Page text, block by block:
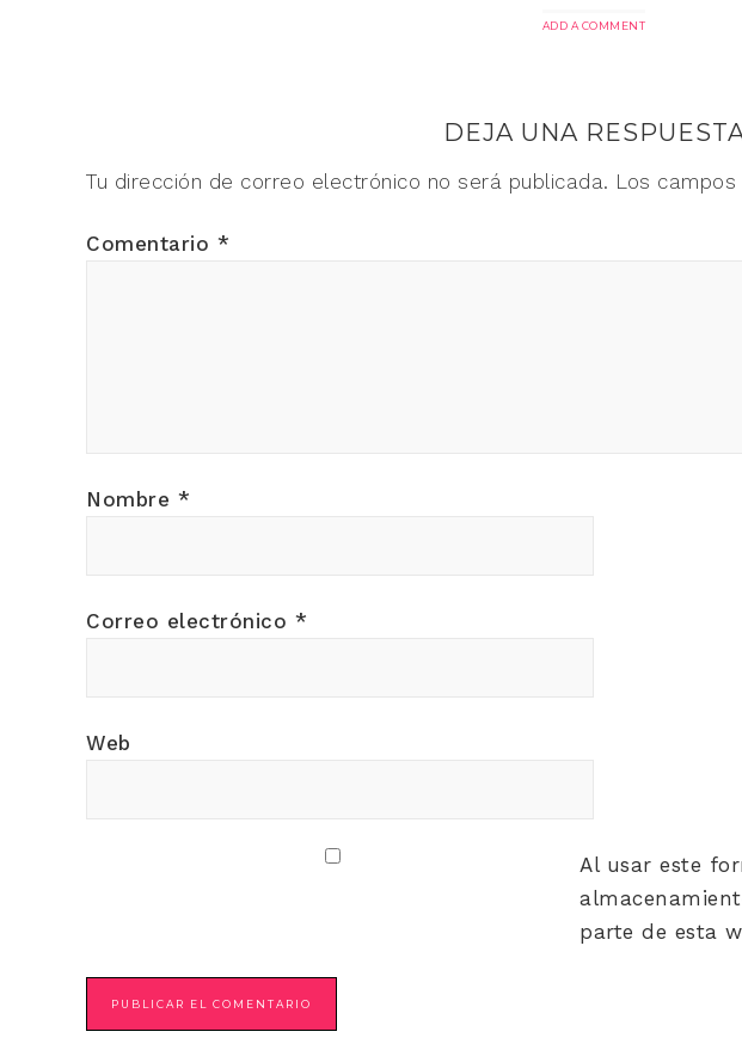
ADD A COMMENT
DEJA UNA
Tu dirección de correo electrónico no será publicada. Los
Comentario *
Nombre *
Correo electrónico *
Web
Al usar este
parte de esta